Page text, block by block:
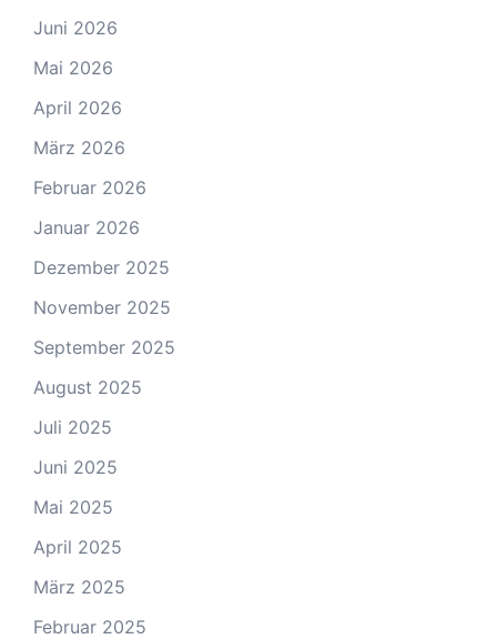
Juni 2026
Mai 2026
April 2026
März 2026
Februar 2026
Januar 2026
Dezember 2025
November 2025
September 2025
August 2025
Juli 2025
Juni 2025
Mai 2025
April 2025
März 2025
Februar 2025